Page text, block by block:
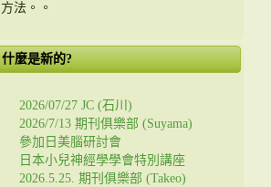
方法。。
什麼是新的?
2026/07/27 JC (石川)
2026/7/13 期刊俱樂部 (Suyama)
參加日美腦研討會
日本小兒神經學學會特別講座
2026.5.25. 期刊俱樂部 (Takeo)